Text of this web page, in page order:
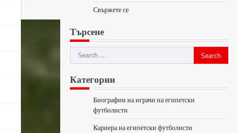
Свържете се
Търсене
Search
for:
Категории
Биографии на играчи на египетски
футболисти
Кариера на египетски футболисти